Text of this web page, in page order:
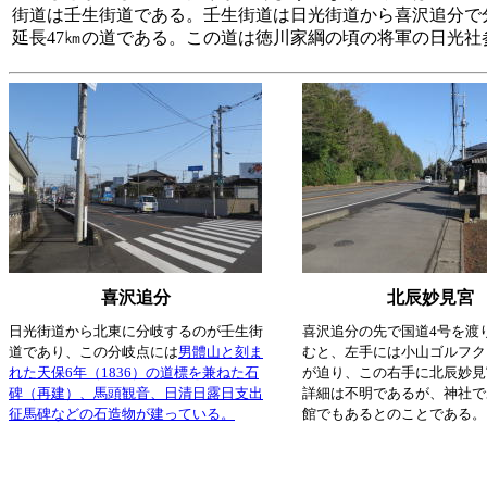
街道は壬生街道である。壬生街道は日光街道から喜沢追分
延長47㎞の道である。この道は徳川家綱の頃の将軍の日光
喜沢追分 北辰妙見宮
日光街道から北東に分岐するのが壬生街
道であり、この分岐点には男體山と刻ま
れた天保6年（1836）の道標を兼ねた石
碑（再建）、馬頭観音、日清日露日支出
征馬碑などの石造物が建っている。
喜沢追分の先で国道4号を渡
むと、左手には小山ゴルフ
が迫り、この右手に北辰妙
詳細は不明であるが、神社
館でもあるとのことである。